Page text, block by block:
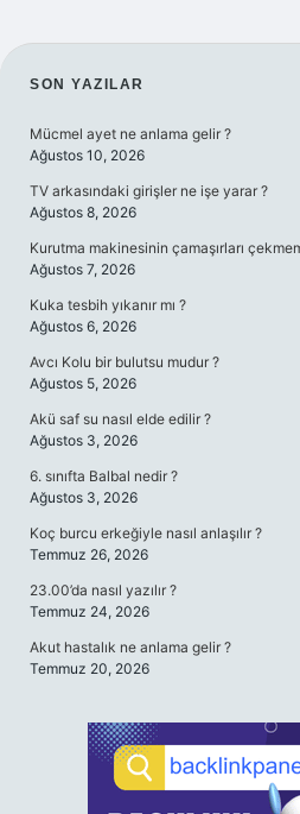
SIDEBAR
SON YAZILAR
Mücmel ayet ne anlama gelir ?
Ağustos 10, 2026
TV arkasındaki girişler ne işe yarar ?
Ağustos 8, 2026
Kurutma makinesinin çamaşırları
Ağustos 7, 2026
Kuka tesbih yıkanır mı ?
Ağustos 6, 2026
Avcı Kolu bir bulutsu mudur ?
Ağustos 5, 2026
Akü saf su nasıl elde edilir ?
Ağustos 3, 2026
6. sınıfta Balbal nedir ?
Ağustos 3, 2026
Koç burcu erkeğiyle nasıl anlaşılır ?
Temmuz 26, 2026
23.00’da nasıl yazılır ?
Temmuz 24, 2026
Akut hastalık ne anlama gelir ?
Temmuz 20, 2026